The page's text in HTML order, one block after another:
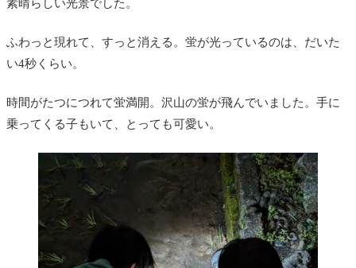
素晴らしい光景でした。
ふわっと現れて、すっと消える。蛍が光っているのは、だいた
い4秒くらい。
時間がたつにつれて蛍満開。沢山の蛍が飛んでいました。手に
乗ってくる子もいて、とっても可愛い。